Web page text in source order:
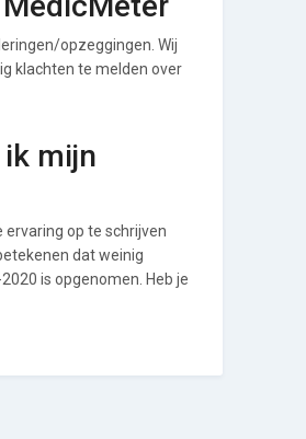
opzeggingen. Wij
klachten te melden over
mijn
op te schrijven
dat weinig
is opgenomen. Heb je